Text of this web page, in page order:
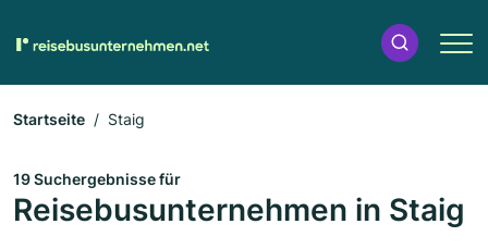
Startseite Staig
19 Suchergebnisse für
Reisebusunternehmen in Staig